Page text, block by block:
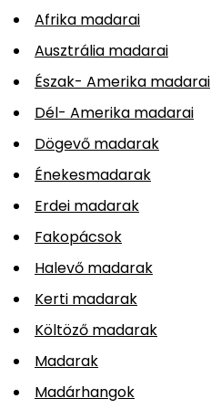
Afrika madarai
Ausztrália madarai
Észak- Amerika madarai
Dél- Amerika madarai
Dögevő madarak
Énekesmadarak
Erdei madarak
Fakopácsok
Halevő madarak
Kerti madarak
Költöző madarak
Madarak
Madárhangok